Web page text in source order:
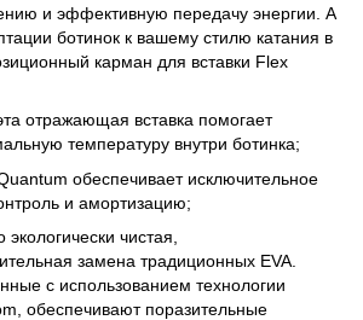
и эффективную передачу энергии. А
ботинок к вашему стилю катания в
карман для вставки Flex
отражающая вставка помогает
температуру внутри ботинка;
обеспечивает исключительное
и амортизацию;
чистая,
замена традиционных EVA.
с использованием технологии
обеспечивают поразительные